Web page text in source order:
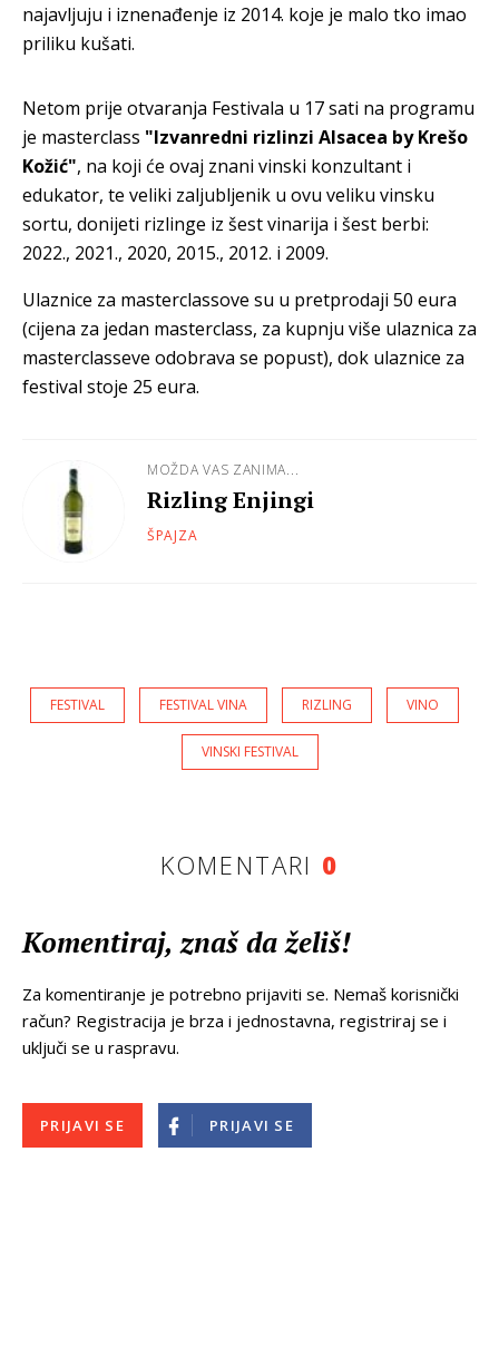
najavljuju i iznenađenje iz 2014. koje je malo tko imao
priliku kušati.
Netom prije otvaranja Festivala u 17 sati na programu
je masterclass "Izvanredni rizlinzi Alsacea by Krešo
Kožić", na koji će ovaj znani vinski konzultant i
edukator, te veliki zaljubljenik u ovu veliku vinsku
sortu, donijeti rizlinge iz šest vinarija i šest berbi:
2022., 2021., 2020, 2015., 2012. i 2009.
Ulaznice za masterclassove su u pretprodaji 50 eura
(cijena za jedan masterclass, za kupnju više ulaznica za
masterclasseve odobrava se popust), dok ulaznice za
festival stoje 25 eura.
MOŽDA VAS ZANIMA...
Rizling Enjingi
ŠPAJZA
FESTIVAL FESTIVAL VINA RIZLING VINO
VINSKI FESTIVAL
KOMENTARI 0
Komentiraj, znaš da želiš!
Za komentiranje je potrebno prijaviti se. Nemaš korisnički
račun? Registracija je brza i jednostavna, registriraj se i
uključi se u raspravu.
PRIJAVI SE PRIJAVI SE